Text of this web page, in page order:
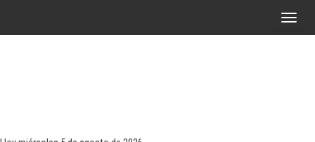
A